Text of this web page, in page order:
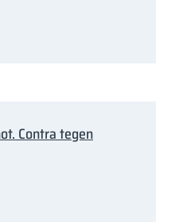
Contra tegen